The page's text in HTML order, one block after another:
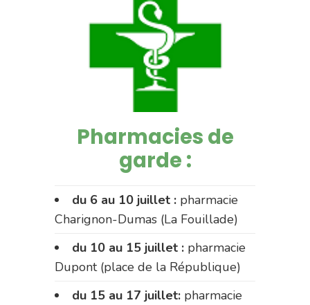
Pharmacies de
garde :
du 6 au 10 juillet : pharmacie
Charignon-Dumas (La Fouillade)
du 10 au 15 juillet : pharmacie
Dupont (place de la République)
du 15 au 17 juillet: pharmacie